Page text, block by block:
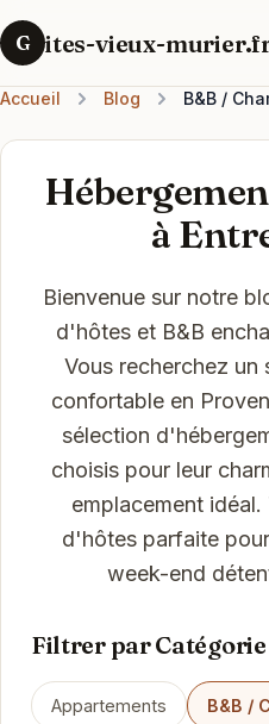
G ites-vieux-
Accueil Blog B&B /
à
Bienvenue sur notre
d'hôtes et B&B
Vous recherchez un
confortable en
sélection
choisis pour leur
emplacement
d'hôtes parfaite
week-end
Filtrer par Catégorie
Appartements B&B /